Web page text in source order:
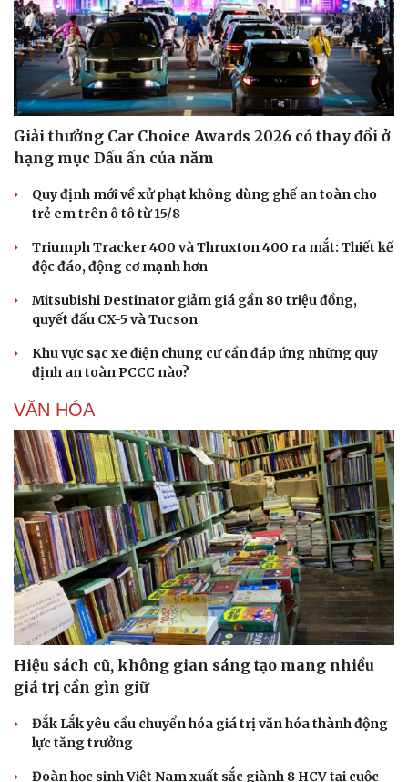
Văn hóa
Sân khấu - Điện ảnh
Văn học
Âm nhạc
Di sản
Giải trí
Nghệ sĩ
Thời trang
Sao Việt
Giải thưởng Car Choice Awards 2026 có thay đổi ở
hạng mục Dấu ấn của năm
Quy định mới về xử phạt không dùng ghế an toàn cho
trẻ em trên ô tô từ 15/8
Triumph Tracker 400 và Thruxton 400 ra mắt: Thiết kế
độc đáo, động cơ mạnh hơn
Mitsubishi Destinator giảm giá gần 80 triệu đồng,
quyết đấu CX-5 và Tucson
Khu vực sạc xe điện chung cư cần đáp ứng những quy
định an toàn PCCC nào?
VĂN HÓA
Hiệu sách cũ, không gian sáng tạo mang nhiều
giá trị cần gìn giữ
Đắk Lắk yêu cầu chuyển hóa giá trị văn hóa thành động
lực tăng trưởng
Đoàn học sinh Việt Nam xuất sắc giành 8 HCV tại cuộc